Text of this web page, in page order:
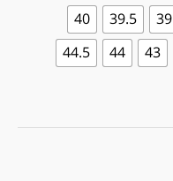
39
39.5
40
43
44
44.5